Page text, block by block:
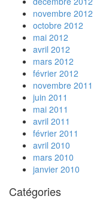
novembre 2012
octobre 2012
mai 2012
avril 2012
mars 2012
février 2012
novembre 2011
juin 2011
mai 2011
avril 2011
février 2011
avril 2010
mars 2010
janvier 2010
Catégories